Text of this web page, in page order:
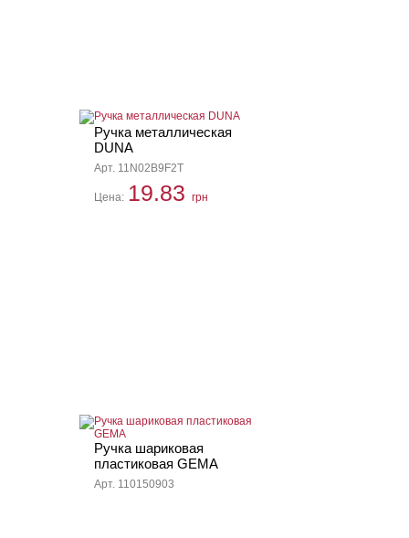
Ручка металлическая
DUNA
Арт. 11N02B9F2T
Цена: 19.83 грн
Ручка шариковая
пластиковая GEMA
Арт. 110150903